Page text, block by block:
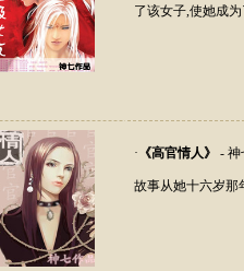
了该女子,使她成
· 《高官情人》 - 神
故事从她十六岁